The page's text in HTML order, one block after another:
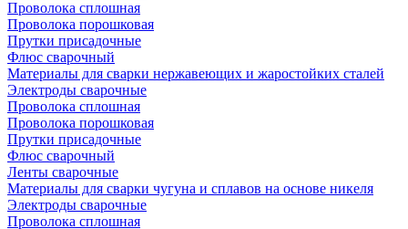
Проволока сплошная
Проволока порошковая
Прутки присадочные
Флюс сварочный
Материалы для сварки нержавеющих и жаростойких сталей
Электроды сварочные
Проволока сплошная
Проволока порошковая
Прутки присадочные
Флюс сварочный
Ленты сварочные
Материалы для сварки чугуна и сплавов на основе никеля
Электроды сварочные
Проволока сплошная